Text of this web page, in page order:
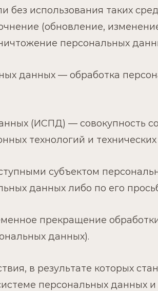
без использования таких
(обновление,
персональных
данных — обработка
(ИСПД) — совокупность
технологий и технических
субъектом
данных либо по его
прекращение
данных).
в результате которых
персональных данных и